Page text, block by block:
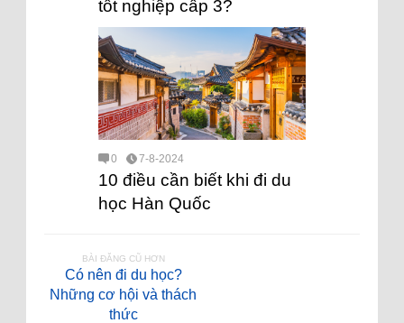
tốt nghiệp cấp 3?
0 7-8-2024
10 điều cần biết khi đi du
học Hàn Quốc
BÀI ĐĂNG CŨ HƠN
Có nên đi du học?
Những cơ hội và thách
thức